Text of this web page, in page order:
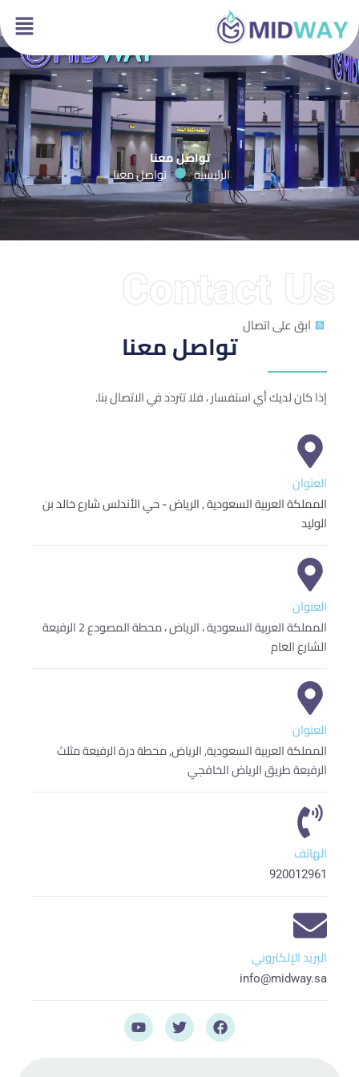
إلى
المحتوى
تواصل معنا
الرئيسية تواصل معنا
Contact Us
ابق على اتصال
تواصل معنا
إذاكانلديكأياستفسار،فلاتترددفيالاتصالبنا.
العنوان
المملكة العربية السعودية , الرياض - حي الأندلس شارع خالد بن
الوليد
العنوان
المملكة العربية السعودية ، الرياض ، محطة المصودع 2 الرفيعة
الشارع العام
العنوان
المملكة العربية السعودية, الرياض, محطة درة الرفيعة مثلث
الرفيعة طريق الرياض الخافجي
الهاتف
920012961
البريد الإلكتروني
info@midway.sa
F
a
c
T
w
i
Y
o
u